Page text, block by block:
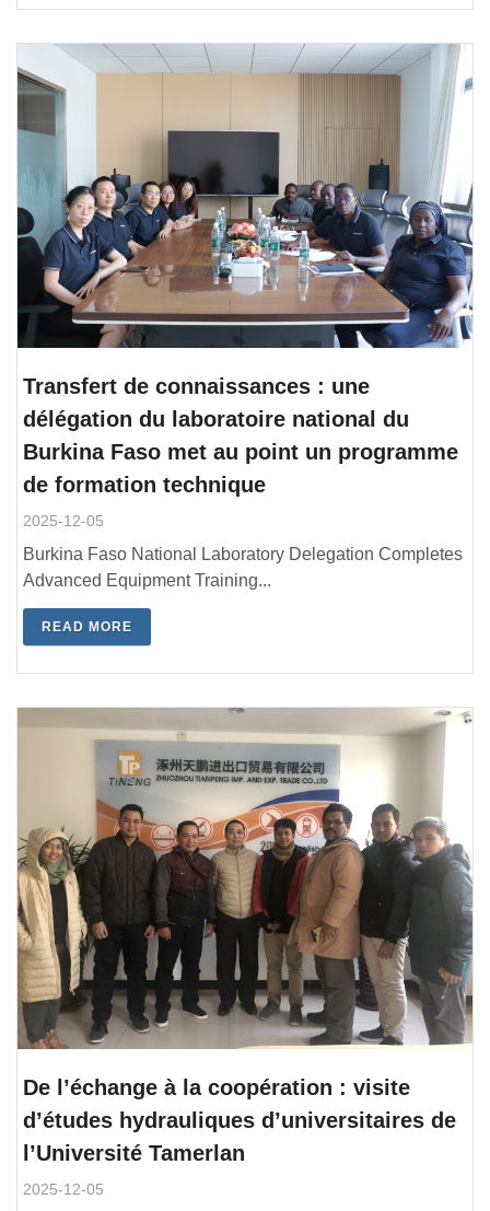
Transfert de connaissances : une
délégation du laboratoire national du
Burkina Faso met au point un programme
de formation technique
2025-12-05
Burkina Faso National Laboratory Delegation Completes
Advanced Equipment Training...
READ MORE
De l’échange à la coopération : visite
d’études hydrauliques d’universitaires de
l’Université Tamerlan
2025-12-05